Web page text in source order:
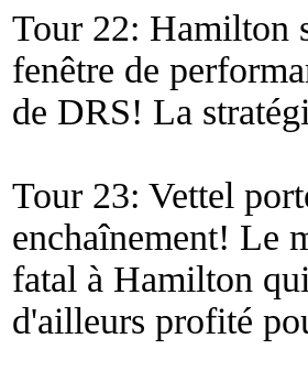
Tour 22: Hamilton
fenêtre de
de DRS! La
Tour 23: Vettel
enchaînement! Le
fatal à Hamilton
d'ailleurs profité